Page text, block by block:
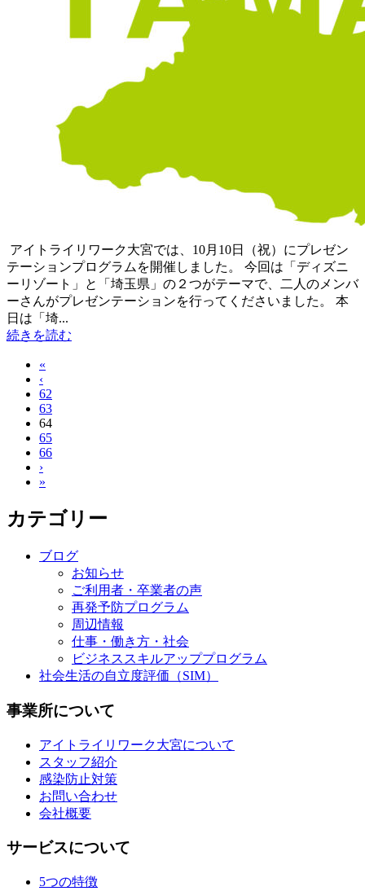
アイトライリワーク大宮では、10月10日（祝）にプレゼン
テーションプログラムを開催しました。 今回は「ディズニ
ーリゾート」と「埼玉県」の２つがテーマで、二人のメンバ
ーさんがプレゼンテーションを行ってくださいました。 本
日は「埼...
続きを読む
«
‹
62
63
64
65
66
›
»
カテゴリー
ブログ
お知らせ
ご利用者・卒業者の声
再発予防プログラム
周辺情報
仕事・働き方・社会
ビジネススキルアッププログラム
社会生活の自立度評価（SIM）
事業所について
アイトライリワーク大宮について
スタッフ紹介
感染防止対策
お問い合わせ
会社概要
サービスについて
5つの特徴